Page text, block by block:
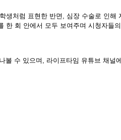
처럼 표현한 반면, 심장 수술로 인
한 회 안에서 모두 보여주며 시청자들
볼 수 있으며, 라이프타임 유튜브 채